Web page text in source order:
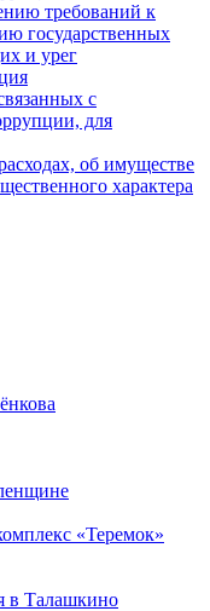
требований к
государственных
и урег
с
для
об имуществе
характера
«Теремок»
в Талашкино